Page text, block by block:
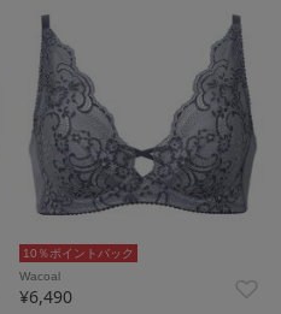
10％ポイントバック
Wacoal
¥6,490